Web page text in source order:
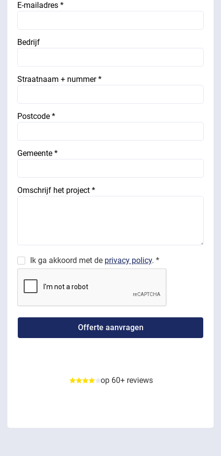
E-mailadres *
Bedrijf
Straatnaam + nummer *
Postcode *
Gemeente *
Omschrijf het project *
Ik ga akkoord met de privacy policy. *
op 60+ reviews